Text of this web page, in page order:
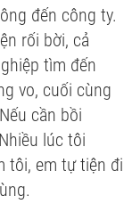
đến công ty.
rối bời, cả
tìm đến
vo, cuối cùng
cần bồi
lúc tôi
tôi, em tự tiện đi